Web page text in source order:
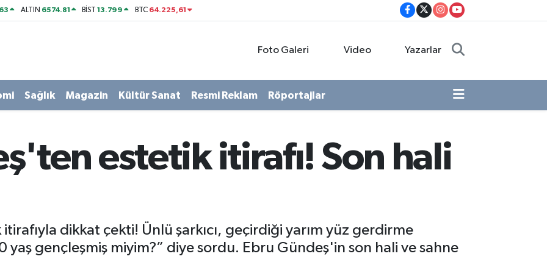
ALTIN 6574.81 BİST13.799 BTC 64.225,61
Foto Galeri Video Yazarlar
Sağlık Magazin Kültür Sanat Resmi Reklam Röportajlar
estetik itirafı! Son hali
dikkat çekti! Ünlü şarkıcı, geçirdiği yarım yüz gerdirme
yaş gençleşmiş miyim?” diye sordu. Ebru Gündeş'in son hali ve sahne